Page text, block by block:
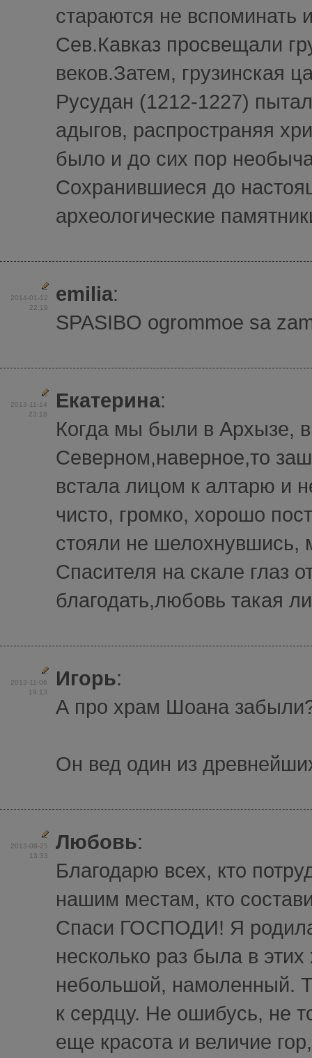
стараются не вспоминать
Сев.Кавказ просвещали
веков.Затем, грузинская
Русудан (1212-1227)
адыгов, распространяя
было и до сих пор
Сохранившиеся до
археологические
2014-01-12
22:19
emilia:
SPASIBO ogrommoe sa
2013-11-14
23:18
Екатерина:
Когда мы были в Архызе,
Северном,наверное,то
встала лицом к алтарю и
чисто, громко, хорошо
стояли не шелохнувшись,
Спасителя на скале глаз
благодать,любовь такая
2013-11-06
19:13
Игорь:
А про храм Шоана
Он вед один из
2013-08-25
13:33
Любовь:
Благодарю всех, кто
нашим местам, кто
Спаси ГОСПОДИ! Я
несколько раз была в
небольшой, намоленный.
к сердцу. Не ошибусь, не
еще красота и величие